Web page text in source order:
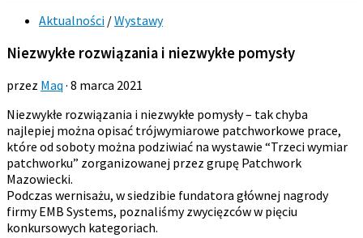
Aktualności /Wystawy
Niezwykłe rozwiązania i niezwykłe pomysły
przez Maq · 8 marca 2021
Niezwykłe rozwiązania i niezwykłe pomysły – tak chyba
najlepiej można opisać trójwymiarowe patchworkowe prace,
które od soboty można podziwiać na wystawie “Trzeci wymiar
patchworku” zorganizowanej przez grupę Patchwork
Mazowiecki.
Podczas wernisażu, w siedzibie fundatora głównej nagrody
firmy EMB Systems, poznaliśmy zwycięzców w pięciu
konkursowych kategoriach.